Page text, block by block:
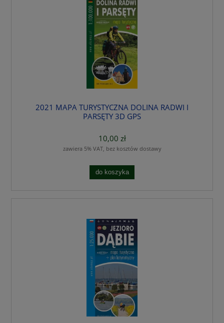
2021 MAPA TURYSTYCZNA DOLINA RADWI I
PARSĘTY 3D GPS
10,00 zł
zawiera 5% VAT, bez kosztów dostawy
do koszyka